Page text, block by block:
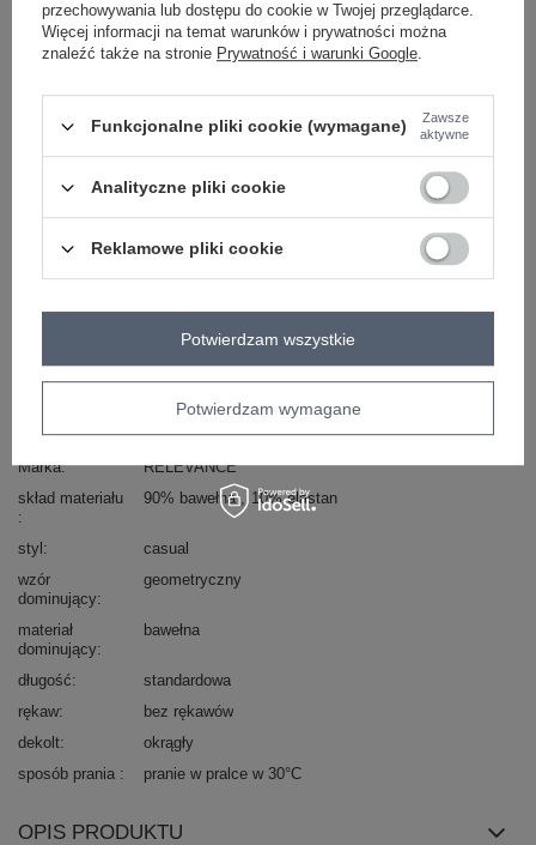
jasny żółty
Zobacz wszystkie kolory (+4)
skład materiału : 90% bawełna , 10% elastan
sposób prania : pranie w pralce w 30°C
Kod produktu
RV-TP-A1376.12
Marka
RELEVANCE
skład materiału
90% bawełna 10% elastan
styl
casual
wzór
dominujący
geometryczny
materiał
dominujący
bawełna
długość
standardowa
rękaw
bez rękawów
dekolt
okrągły
sposób prania
pranie w pralce w 30°C
OPIS PRODUKTU
przechowywania lub dostępu do cookie w Twojej przeglądarce.
Więcej informacji na temat warunków i prywatności można
znaleźć także na stronie Prywatność i warunki Google.
Funkcjonalne pliki cookie (wymagane)
Zawsze
aktywne
Analityczne pliki cookie
Reklamowe pliki cookie
Potwierdzam wymagane
Potwierdzam wszystkie